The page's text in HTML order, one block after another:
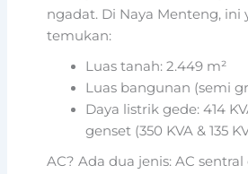
ngadat. Di Naya Menteng, ini
temukan:
Luas tanah: 2.449 m²
Luas bangunan (semi
Daya listrik gede: 414
genset (350 KVA & 135
AC? Ada dua jenis: AC